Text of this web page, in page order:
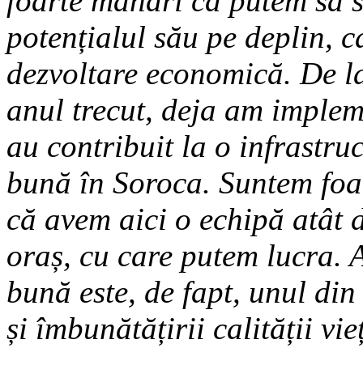
potențialul său pe deplin,
dezvoltare economică. De
anul trecut, deja am
au contribuit la o
bună în Soroca. Suntem
că avem aici o echipă atât
oraș, cu care putem lucra.
bună este, de fapt, unul
și îmbunătățirii calității